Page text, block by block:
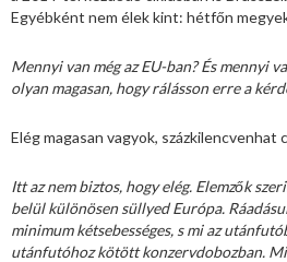
Egyébként nem élek kint: hétfőn
Mennyi van még az EU-ban? És mennyi
olyan magasan, hogy rálásson erre a
Elég magasan vagyok, százkilencvenhat
Itt az nem biztos, hogy elég. Elemzők
belül különösen süllyed Európa.
minimum kétsebességes, s mi az
utánfutóhoz kötött konzervdobozban.